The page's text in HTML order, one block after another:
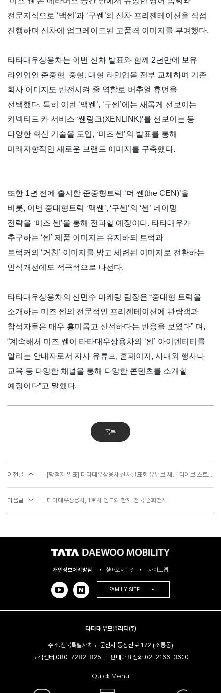
전문지식으로 ‘맥쎈 ’과 ‘구쎈 ’의 신차 프리젠테이션을 직접
진행하며 신차에 업그레이드된 고품격 이미지를 부여했다.
타타대우상용차는 이번 신차 발표와 함께 2년만에 보유
라인업인 준중형, 중형, 대형 라인업을 전부 교체하며 기존
회사 이미지도 반전시켜 줄 역할로 버추얼 휴먼을
선택했다. 특히 이번 ‘맥쎈 ’, ‘구쎈 ’에는 새롭게 선보이는
커넥티드 카 서비스 ‘쎈링크(XENLINK)’를 선보이는 등
다양한 혁신 기술을 도입, ‘미즈 쎈 ’의 발표를 통해
미래지향적인 새로운 브랜드 이미지를 구축했다.
또한 1년 전에 출시한 준중형트럭 ‘더 쎈 (the CEN)’을
비롯, 이번 중대형트럭 ‘맥쎈 ’, ‘구쎈 ’의 ‘쎈 ’ 네이밍
전략을 ‘미즈 쎈 ’을 통해 전파할 예정이다. 타타대우가
추구하는 ‘쎈 ’ 제품 이미지는 유지하되 트럭과
트럭커의 ‘거친’ 이미지를 밝고 세련된 이미지로 전환하는
인식개선에도 적극적으로 나선다.
타타대우상용차의 신민수 마케팅 팀장은 “중대형 트럭을
소개하는 미즈 쎈의 전문적인 프리젠테이션에 관람객과
참석자들은 매우 흥미롭고 신선하다는 반응을 보였다” 며 ,
“계속해서 미즈 쎈이 타타대우상용차의 ‘쎈 ’ 아이덴티티를
알리는 안내자로서 자사 유튜브 , 홈페이지 , 사내외 행사나
교육 등 다양한 채널을 통해 다양한 콘텐츠를 소개할
예정이다”고 말했다.
목록
이전글 [당첨자 발표] 타타대우상용차 신차발표회 유튜브 채널 라이브 스트리밍 댓글 이벤트!
다음글 타타대우상용차, 1호차 인도와 함께 전국 순회전시
개인정보처리방침 찾아오시는길 사이트맵
FAMILY SITE
타타대우모빌리티㈜
주소.전북특별자치도 군산시 동장산로 172 (소룡동)
고객센터.080-7282-825 | 판매대표전화.02-2166-3600​
Quick Menu